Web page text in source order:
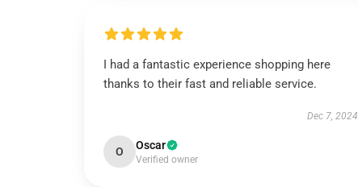
I had a fantastic experience shopping here
thanks to their fast and reliable service.
Dec 7, 2024
O Oscar
Verified owner